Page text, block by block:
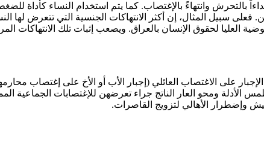
بالتحرش وانتهاءً بالإغتصاب. كما يتم استخدام النساء كأداة
سبيل المثال، إن أكثر الانتهاكات الجنسية التي تتعرض لها
العليا لحقوق الإنسان بالعراق. ويصعب إثبات تلك الانتهاكات
على الاغتصاب العائلي (إجبار الأب أو الأخ على إغتصاب
الأدلة ومحو العار الناتج جراء تعرضهن للإغتصابات الجماعية
وإضطرار الأهالي لتزويج القاصرات.